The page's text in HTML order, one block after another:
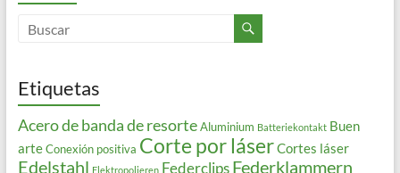
Etiquetas
Acero de banda de resorte Aluminium Batteriekontakt Buen
arte Conexión positiva Corte por láserCortes láser
Edelstahl Elektropolieren Federclips Federklammern